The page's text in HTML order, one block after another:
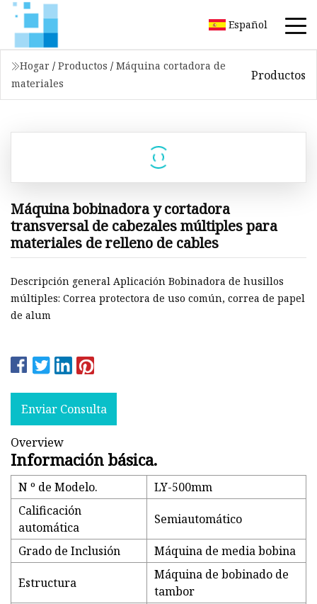
Español
Hogar / Productos / Máquina cortadora de
materiales
Productos
Máquina bobinadora y cortadora
transversal de cabezales múltiples para
materiales de relleno de cables
Descripción general Aplicación Bobinadora de husillos
múltiples: Correa protectora de uso común, correa de papel
de alum
Enviar Consulta
Overview
Información básica.
N º de Modelo.
LY-500mm
Calificación
automática
Semiautomático
Grado de Inclusión Máquina de media bobina
Estructura
Máquina de bobinado de
tambor